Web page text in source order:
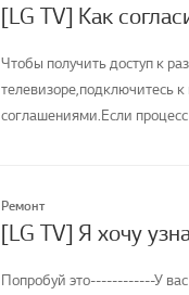
[LG TV] Как
Чтобы получить доступ к
телевизоре,подключитесь к
соглашениями.Если
Ремонт
Попробуй это------------У